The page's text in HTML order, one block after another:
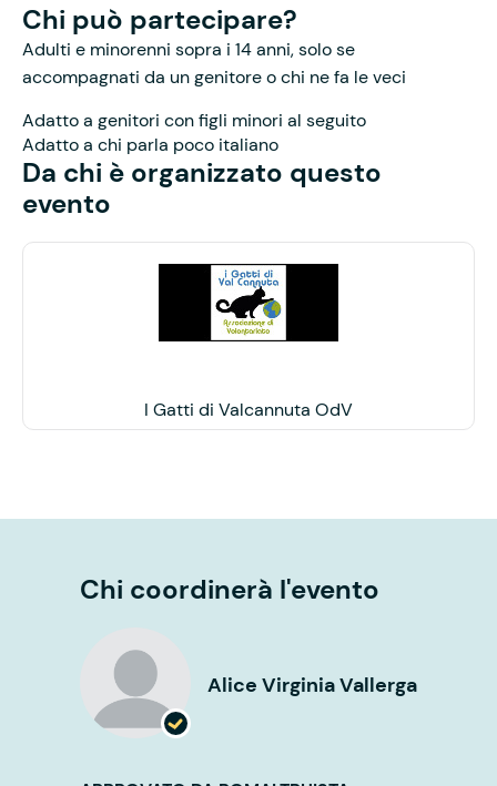
Chi può partecipare?
Adulti e minorenni sopra i 14 anni, solo se
accompagnati da un genitore o chi ne fa le veci
Adatto a genitori con figli minori al seguito
Adatto a chi parla poco italiano
Da chi è organizzato questo
evento
I Gatti di Valcannuta OdV
Chi coordinerà l'evento
Alice Virginia Vallerga